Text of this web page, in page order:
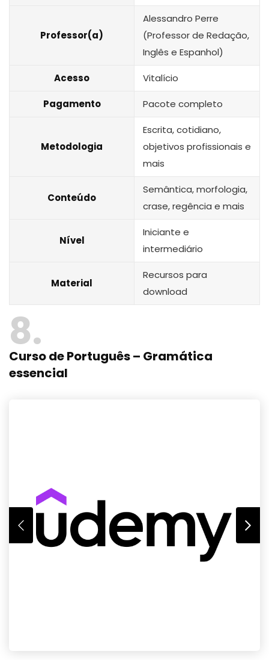
Professor(a)
Alessandro Perre
(Professor de Redação,
Inglês e Espanhol)
Acesso Vitalício
Pagamento Pacote completo
Metodologia
Escrita, cotidiano,
objetivos profissionais e
mais
Conteúdo
Semântica, morfologia,
crase, regência e mais
Nível
Iniciante e
intermediário
Material
Recursos para
download
8
Curso de Português – Gramática
essencial